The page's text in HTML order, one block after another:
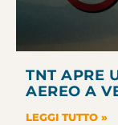
TNT APRE
AEREO A
LEGGI TUTTO »